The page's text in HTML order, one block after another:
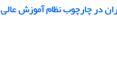
در چارچوب نظام آموزش عالی